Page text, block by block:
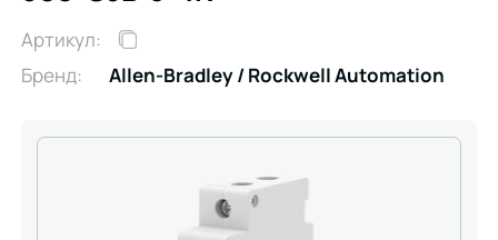
Артикул:
Бренд:
Allen-Bradley / Rockwell Automation